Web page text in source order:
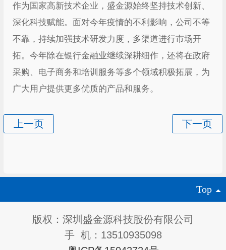
作为国家高新技术企业，盛金源始终坚持技术创新、
深化科技赋能。面对今年疫情的不利影响，公司不等
不靠，持续加强技术研发力度，多渠道进行市场开
拓。今年除在银行金融业继续深耕细作，还将在政府
采购、电子商务和培训服务等多个领域积极拓展，为
广大用户提供更多优质的产品和服务。
Top
版权：深圳盛金源科技股份有限公司
手 机：13510935098